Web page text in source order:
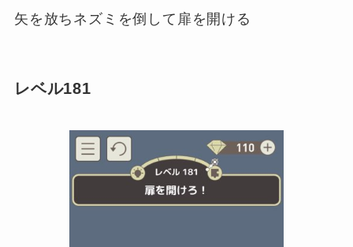
矢を放ちネズミを倒して扉を開ける
レベル181